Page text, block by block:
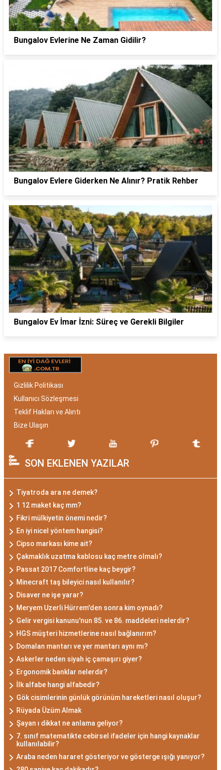
Bungalov Evlerine Ne Zaman Gidilir?
Bungalov Evlere Giderken Ne Alınır? Pratik Rehber
Bungalov Ev İmar İzni: Süreç ve Gerekli Bilgiler
Gizlilik Politikası
Kullanıcı Sözleşmesi
Teklif Hakları ve Alıntı
Bize Ulaşın
SON EKLENEN YAZILAR
Tiyatroda ara ne demek?
1 12 maket kaç mm?
Fikri mülkiyetin önemi nedir?
En iyi nicel yöntem hangisi?
Cipso markası kime ait?
Çakmaklık uzatma kablosu kaç metre olmalı?
Passat 2017 Comfortline kaç beygir?
Minecraft taş bileyici nasıl kullanılır?
Disaver ne işe yarar?
Meryem Uzerli Hürrem'den sonra kim oynadı?
Gelir vergisi kanunu'nun 85. ve 86. maddeleri nelerdir?
HGS müşteri hizmetlerine nasıl bağlanırım?
Domalan mantarı ve yer mantarı aynı mı?
Askerler neden siyah iç çamaşırı giyer?
Ergonomik banklar nelerdir?
İlk alfabe hangi alfabedir?
Gök cisimlerinin günlük görünüm hareketleri nasıl oluşur?
Rüyada Üzüm Almak
Şayan ı dikkat ne anlama geliyor?
7. sınıf matematikte cebirsel ifadeler için hangi kaynaklar
kullanılabilir?
Araba neden hararet gösteriyor ve gösterge ışığı yanıyor?